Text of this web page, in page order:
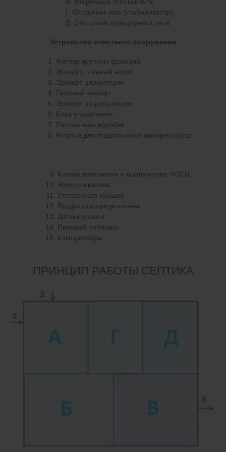
Г. Отстойник ила (стабилизатор)
Д. Отстойник коридорного типа
Устройство очистного сооружения
Фильтр крупных фракций
Эрлифт, главный насос
Эрлифт циркуляции
Пиковый эрлифт
Эрлифт рециркуляции
Блок управления
Распаячная коробка
Розетки для подключения компрессоров
Кнопка включения и выключения УОСВ
Жироуловитель
Утепленная крышка
Воздухораспределители
Датчик уровня
Пиковый поплавок
Компрессоры
ПРИНЦИП РАБОТЫ СЕПТИКА